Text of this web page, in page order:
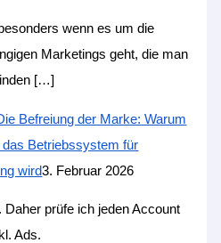
wenn es um die
Marketings geht, die man
[…]
Befreiung der Marke: Warum
Betriebssystem für
wird3. Februar 2026
Daher prüfe ich jeden Account
Ads.